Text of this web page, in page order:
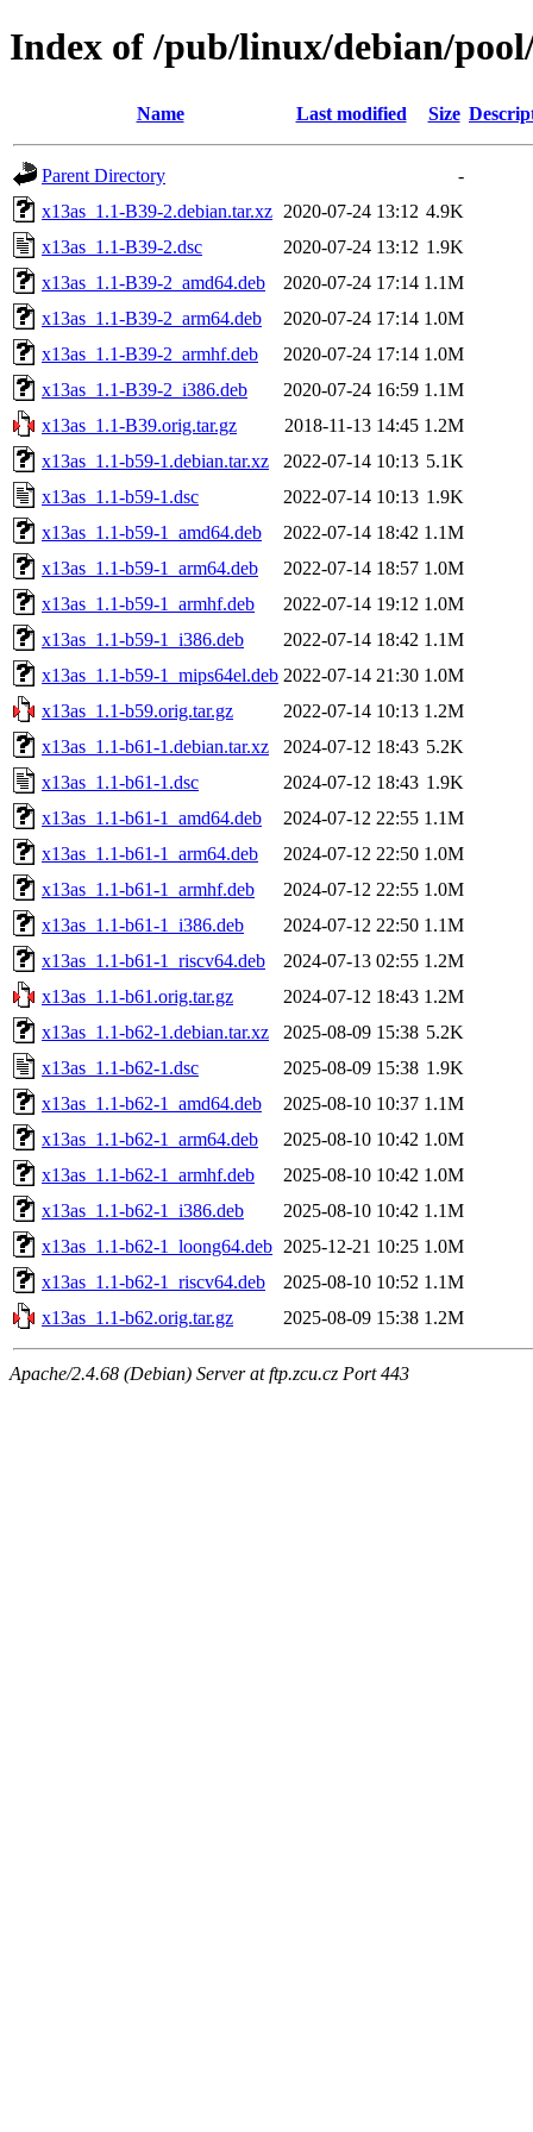
Index of /pub/linux/debian/
Name Last modified Size
Parent Directory
-
x13as_1.1-B39-2.debian.tar.xz 2020-07-24 13:12 4.9K
x13as_1.1-B39-2.dsc
2020-07-24 13:12 1.9K
x13as_1.1-B39-2_amd64.deb
2020-07-24 17:14 1.1M
x13as_1.1-B39-2_arm64.deb
2020-07-24 17:14 1.0M
x13as_1.1-B39-2_armhf.deb
2020-07-24 17:14 1.0M
x13as_1.1-B39-2_i386.deb
2020-07-24 16:59 1.1M
x13as_1.1-B39.orig.tar.gz
2018-11-13 14:45 1.2M
x13as_1.1-b59-1.debian.tar.xz
2022-07-14 10:13 5.1K
x13as_1.1-b59-1.dsc
2022-07-14 10:13 1.9K
x13as_1.1-b59-1_amd64.deb
2022-07-14 18:42 1.1M
x13as_1.1-b59-1_arm64.deb
2022-07-14 18:57 1.0M
x13as_1.1-b59-1_armhf.deb
2022-07-14 19:12 1.0M
x13as_1.1-b59-1_i386.deb
2022-07-14 18:42 1.1M
x13as_1.1-b59-1_mips64el.deb 2022-07-14 21:30 1.0M
x13as_1.1-b59.orig.tar.gz
2022-07-14 10:13 1.2M
x13as_1.1-b61-1.debian.tar.xz
2024-07-12 18:43 5.2K
x13as_1.1-b61-1.dsc
2024-07-12 18:43 1.9K
x13as_1.1-b61-1_amd64.deb
2024-07-12 22:55 1.1M
x13as_1.1-b61-1_arm64.deb
2024-07-12 22:50 1.0M
x13as_1.1-b61-1_armhf.deb
2024-07-12 22:55 1.0M
x13as_1.1-b61-1_i386.deb
2024-07-12 22:50 1.1M
x13as_1.1-b61-1_riscv64.deb
2024-07-13 02:55 1.2M
x13as_1.1-b61.orig.tar.gz
2024-07-12 18:43 1.2M
x13as_1.1-b62-1.debian.tar.xz
2025-08-09 15:38 5.2K
x13as_1.1-b62-1.dsc
2025-08-09 15:38 1.9K
x13as_1.1-b62-1_amd64.deb
2025-08-10 10:37 1.1M
x13as_1.1-b62-1_arm64.deb
2025-08-10 10:42 1.0M
x13as_1.1-b62-1_armhf.deb
2025-08-10 10:42 1.0M
x13as_1.1-b62-1_i386.deb
2025-08-10 10:42 1.1M
x13as_1.1-b62-1_loong64.deb 2025-12-21 10:25 1.0M
x13as_1.1-b62-1_riscv64.deb
2025-08-10 10:52 1.1M
x13as_1.1-b62.orig.tar.gz
2025-08-09 15:38 1.2M
Apache/2.4.68 (Debian) Server at ftp.zcu.cz Port 443